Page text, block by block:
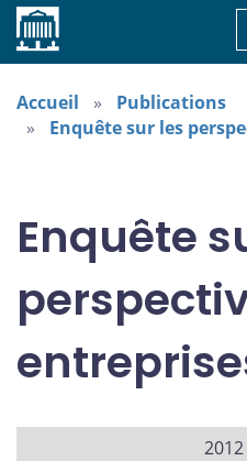
Accueil
Accueil
Publications
Enquête sur les
Enquête
2012